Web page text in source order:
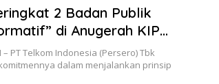
2 Badan Publik
di Anugerah KIP
– PT Telkom Indonesia (Persero) Tbk
dalam menjalankan prinsip